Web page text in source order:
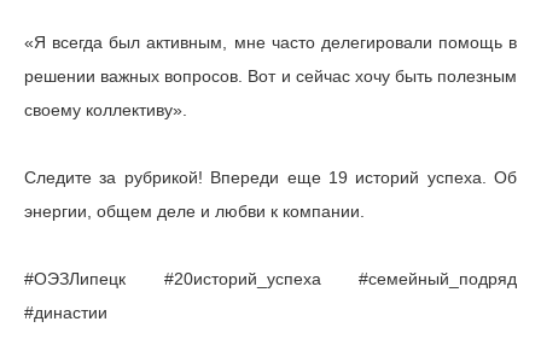
«Я всегда был активным, мне часто делегировали помощь в
решении важных вопросов. Вот и сейчас хочу быть полезным
своему коллективу».
Следите за рубрикой! Впереди еще 19 историй успеха. Об
энергии, общем деле и любви к компании.
#ОЭЗЛипецк #20историй_успеха #семейный_подряд
#династии